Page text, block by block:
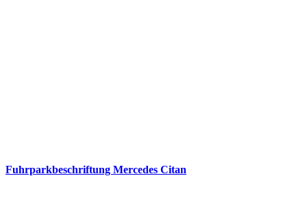
Fuhrparkbeschriftung Mercedes Citan